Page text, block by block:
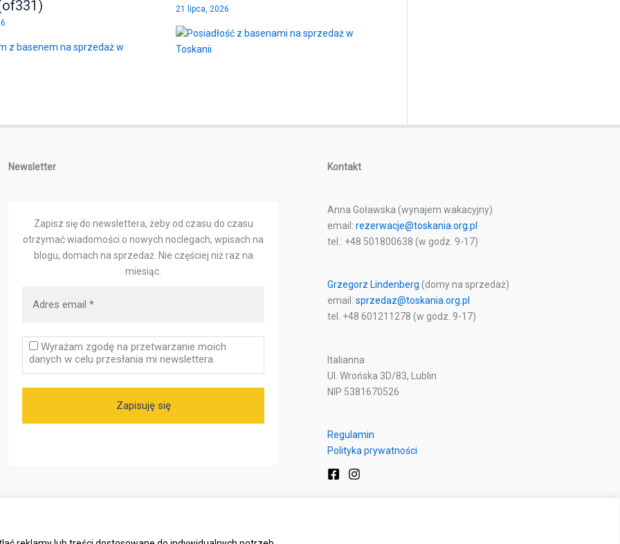
21 lipca, 2026
Newsletter
Zapisz się do newslettera, żeby od czasu do czasu
otrzymać wiadomości o nowych noclegach, wpisach na
blogu, domach na sprzedaż. Nie częściej niż raz na
miesiąc.
Wyrażam zgodę na przetwarzanie moich
danych w celu przesłania mi newslettera.
Kontakt
Anna Goławska (wynajem wakacyjny)
email: rezerwacje@toskania.org.pl
tel.: +48 501800638 (w godz. 9-17)
Grzegorz Lindenberg (domy na sprzedaż)
email: sprzedaz@toskania.org.pl
tel. +48 601211278 (w godz. 9-17)
Italianna
Ul. Wrońska 3D/83, Lublin
NIP 5381670526
Regulamin
Polityka prywatności